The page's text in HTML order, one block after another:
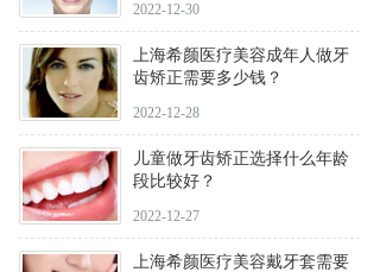
2022-12-30
上海希颜医疗美容成年人做牙
齿矫正需要多少钱？
2022-12-28
儿童做牙齿矫正选择什么年龄
段比较好？
2022-12-27
上海希颜医疗美容戴牙套需要